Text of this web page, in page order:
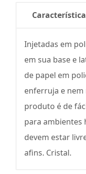
Injetadas em
em sua base e
de papel em
enferruja e nem
produto é de
para ambientes
devem estar
afins. Cristal.